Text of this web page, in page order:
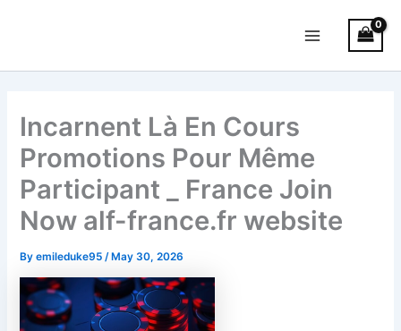
Menu
Incarnent Là En Cours
Promotions Pour Même
Participant _ France Join
Now alf-france.fr website
Byemileduke95 /May 30, 2026